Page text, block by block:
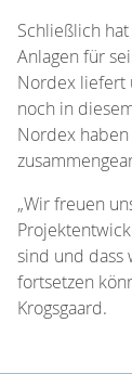
Schließlich
Anlagen für
Nordex liefert
noch in
Nordex
„Wir freuen
sind und dass
fortsetzen
Krogsgaard.